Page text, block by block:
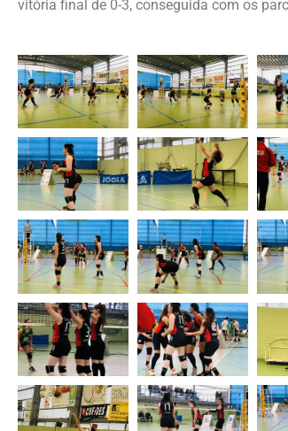
vitória final de 0-3, conseguida com os